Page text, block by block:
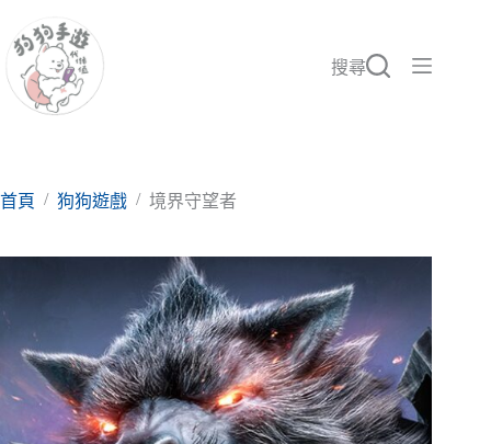
至
要
搜尋
首頁 / 狗狗遊戲 / 境界守望者